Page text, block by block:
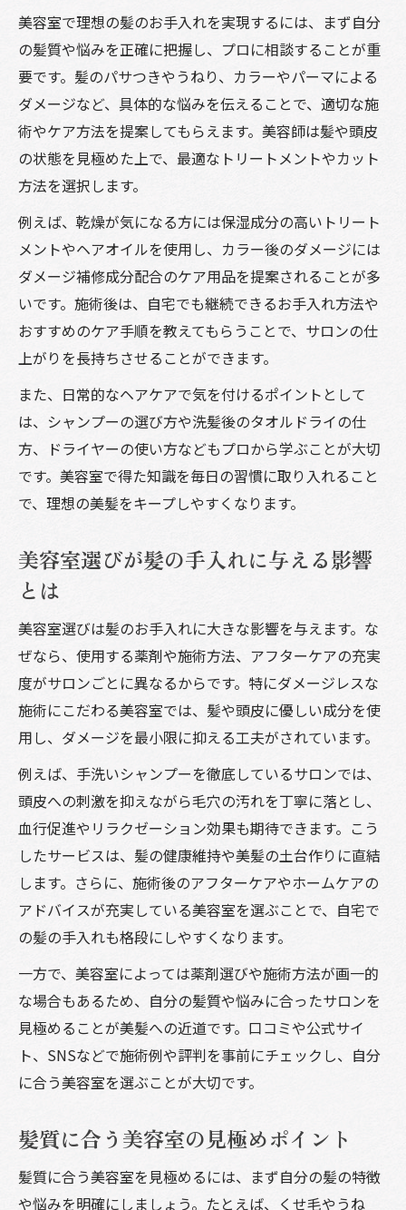
美容室発信の髪の毛ケア用品活用術
髪の毛の手入れに効くケア用品選び方
美髪を目指す女性向けお手入れ習慣
美容室で教わる女性の髪の手入れ習慣
美髪を育む毎日の美容室流ヘアケア方法
髪の手入れ女性が実践したい習慣の工夫
髪の手入れの仕方女におすすめの習慣
カラー直後の髪を守る美容室ケア術
美容室でのカラー後ヘアケア手順を伝授
カラー直後に最適な美容室のケア方法
髪の手入れでカラー色持ちを長く保つ秘訣
美容室で実践するカラー後の髪の守り方
カラー後の髪を守るための美容室アドバイ
ス
40代50代女性のための髪の手入れ法
美容室で実感する40代の髪の手入れポイン
50代女性に必要な美容室発の美髪ケア法
髪の手入れ50代で気をつけたい美容室アド
バイス
美容室で始める年齢別髪の毛ケア方法
美容室発信のヘアオイル活用テクニック
髪の手入れヘアオイル活用で叶う美髪のコ
ツ
美容室発信ヘアオイルテクニックを徹底解
説
髪の手入れを高める美容室流ヘアオイル術
ヘアオイルで髪の毛の手入れ効果をアップ
美容室で理想の髪のお手入れを実現するには、まず自分
の髪質や悩みを正確に把握し、プロに相談することが重
要です。髪のパサつきやうねり、カラーやパーマによる
ダメージなど、具体的な悩みを伝えることで、適切な施
術やケア方法を提案してもらえます。美容師は髪や頭皮
の状態を見極めた上で、最適なトリートメントやカット
方法を選択します。
例えば、乾燥が気になる方には保湿成分の高いトリート
メントやヘアオイルを使用し、カラー後のダメージには
ダメージ補修成分配合のケア用品を提案されることが多
いです。施術後は、自宅でも継続できるお手入れ方法や
おすすめのケア手順を教えてもらうことで、サロンの仕
上がりを長持ちさせることができます。
また、日常的なヘアケアで気を付けるポイントとして
は、シャンプーの選び方や洗髪後のタオルドライの仕
方、ドライヤーの使い方などもプロから学ぶことが大切
です。美容室で得た知識を毎日の習慣に取り入れること
で、理想の美髪をキープしやすくなります。
美容室選びが髪の手入れに与える影響
とは
美容室選びは髪のお手入れに大きな影響を与えます。な
ぜなら、使用する薬剤や施術方法、アフターケアの充実
度がサロンごとに異なるからです。特にダメージレスな
施術にこだわる美容室では、髪や頭皮に優しい成分を使
用し、ダメージを最小限に抑える工夫がされています。
例えば、手洗いシャンプーを徹底しているサロンでは、
頭皮への刺激を抑えながら毛穴の汚れを丁寧に落とし、
血行促進やリラクゼーション効果も期待できます。こう
したサービスは、髪の健康維持や美髪の土台作りに直結
します。さらに、施術後のアフターケアやホームケアの
アドバイスが充実している美容室を選ぶことで、自宅で
の髪の手入れも格段にしやすくなります。
一方で、美容室によっては薬剤選びや施術方法が画一的
な場合もあるため、自分の髪質や悩みに合ったサロンを
見極めることが美髪への近道です。口コミや公式サイ
ト、SNSなどで施術例や評判を事前にチェックし、自分
に合う美容室を選ぶことが大切です。
髪質に合う美容室の見極めポイント
髪質に合う美容室を見極めるには、まず自分の髪の特徴
や悩みを明確にしましょう。たとえば、くせ毛やうね